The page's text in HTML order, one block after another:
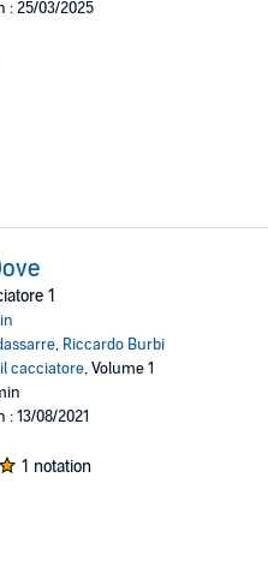
: 25/03/2025
1
, Riccardo Burbi
cacciatore, Volume 1
: 13/08/2021
1 notation